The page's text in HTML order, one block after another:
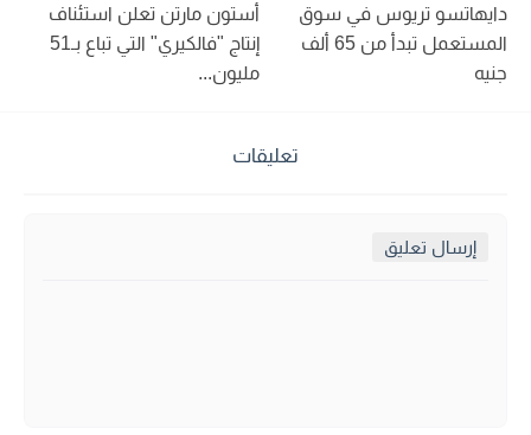
دايهاتسو تريوس في سوق
المستعمل تبدأ من 65 ألف
جنيه
أستون مارتن تعلن استئناف
إنتاج "فالكيري" التي تباع بـ51
مليون...
تعليقات
إرسال تعليق